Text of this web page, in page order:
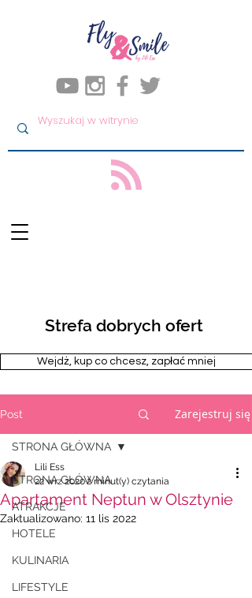
Strefa dobrych ofert
Wejdż, kup co chcesz, zapłać mniej
Post Zarejestruj się
STRONA GŁÓWNA
ATRAKCJE
HOTELE
KULINARIA
LIFESTYLE
STRONA GŁÓWNA
Apartament Neptun w Olsztynie
Lili Ess
22 wrz 20202 minut(y) czytania
Zaktualizowano: 11 lis 2022